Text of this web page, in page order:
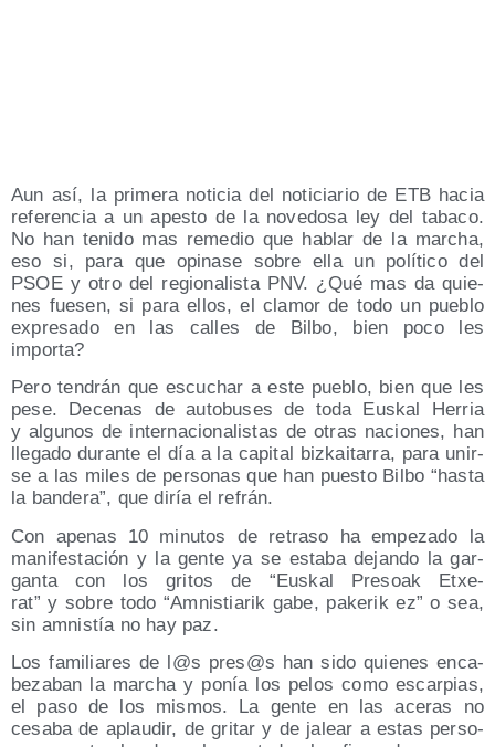
Aun así, la pri­me­ra noti­cia del noti­cia­rio de ETB hacia
refe­ren­cia a un apes­to de la nove­do­sa ley del taba­co.
No han teni­do mas reme­dio que hablar de la mar­cha,
eso si, para que opi­na­se sobre ella un polí­ti­co del
PSOE y otro del regio­na­lis­ta PNV. ¿Qué mas da quie­
nes fue­sen, si para ellos, el cla­mor de todo un pue­blo
expre­sa­do en las calles de Bil­bo, bien poco les
importa?
Pero ten­drán que escu­char a este pue­blo, bien que les
pese. Dece­nas de auto­bu­ses de toda Eus­kal Herria
y algu­nos de inter­na­cio­na­lis­tas de otras nacio­nes, han
lle­ga­do duran­te el día a la capi­tal biz­kai­ta­rra, para unir­
se a las miles de per­so­nas que han pues­to Bil­bo “has­ta
la ban­de­ra”, que diría el refrán.
Con ape­nas 10 minu­tos de retra­so ha empe­za­do la
mani­fes­ta­ción y la gen­te ya se esta­ba dejan­do la gar­
gan­ta con los gri­tos de “Eus­kal Pre­soak Etxe­
rat” y sobre todo “Amnis­tia­rik gabe, pake­rik ez” o sea,
sin amnis­tía no hay paz.
Los fami­lia­res de l@s pres@s han sido quie­nes enca­
be­za­ban la mar­cha y ponía los pelos como escar­pias,
el paso de los mis­mos. La gen­te en las ace­ras no
cesa­ba de aplau­dir, de gri­tar y de jalear a estas per­so­